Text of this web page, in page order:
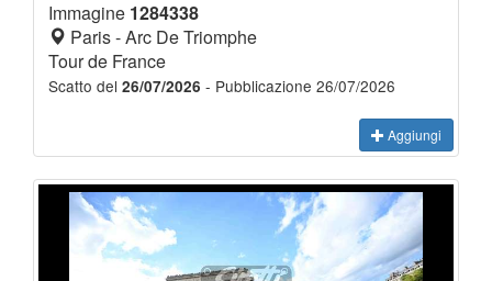
Immagine 1284338
Paris - Arc De Triomphe
Tour de France
Scatto del 26/07/2026 - Pubblicazione 26/07/2026
Aggiungi